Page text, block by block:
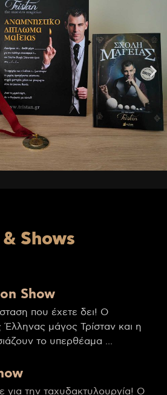
Shows
Show
που έχετε δει! Ο
μάγος Τρίσταν και η
το υπερθέαμα ...
για την ταχυδακτυλουργία! Ο